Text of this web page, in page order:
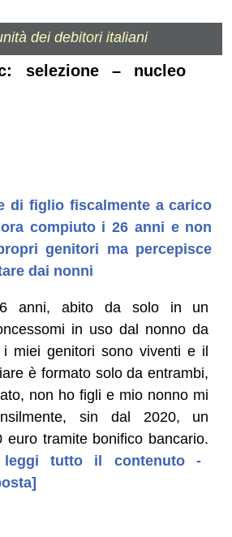
dei debitori italiani
selezione – nucleo
di figlio fiscalmente a carico
compiuto i 26 anni e non
genitori ma percepisce
dai nonni
anni, abito da solo in un
in uso dal nonno da
miei genitori sono viventi e il
è formato solo da entrambi,
non ho figli e mio nonno mi
sin dal 2020, un
euro tramite bonifico bancario.
tutto il contenuto -